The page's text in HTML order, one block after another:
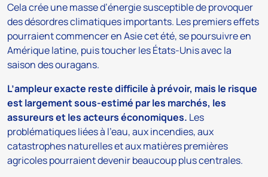
Cela crée une masse d’énergie susceptible de provoquer
des désordres climatiques importants. Les premiers effets
pourraient commencer en Asie cet été, se poursuivre en
Amérique latine, puis toucher les États-Unis avec la
saison des ouragans.
L’ampleur exacte reste difficile à prévoir, mais le risque
est largement sous-estimé par les marchés, les
assureurs et les acteurs économiques. Les
problématiques liées à l’eau, aux incendies, aux
catastrophes naturelles et aux matières premières
agricoles pourraient devenir beaucoup plus centrales.